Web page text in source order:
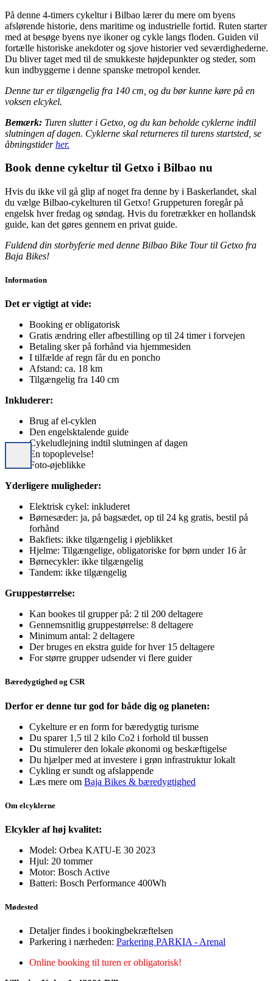
På denne 4-timers cykeltur i Bilbao lærer du mere om byens
afslørende historie, dens maritime og industrielle fortid. Ruten starter
med at besøge byens nye ikoner og cykle langs floden. Guiden vil
fortælle historiske anekdoter og sjove historier ved seværdighederne.
Du bliver taget med til de smukkeste højdepunkter og steder, som
kun indbyggerne i denne spanske metropol kender.
Denne tur er tilgængelig fra 140 cm, og du bør kunne køre på en
voksen elcykel.
Bemærk: Turen slutter i Getxo, og du kan beholde cyklerne indtil
slutningen af dagen. Cyklerne skal returneres til turens startsted, se
åbningstiderher.
Book denne cykeltur til Getxo i Bilbao nu
Hvis du ikke vil gå glip af noget fra denne by i Baskerlandet, skal
du vælge Bilbao-cykelturen til Getxo! Gruppeturen foregår på
engelsk hver fredag og søndag. Hvis du foretrækker en hollandsk
guide, kan det gøres gennem en privat guide.
Fuldend din storbyferie med denne Bilbao Bike Tour til Getxo fra
Baja Bikes!
Information
Det er vigtigt at vide:
Booking er obligatorisk
Gratis ændring eller afbestilling op til 24 timer i forvejen
Betaling sker på forhånd via hjemmesiden
I tilfælde af regn får du en poncho
Afstand: ca. 18 km
Tilgængelig fra 140 cm
Inkluderer:
Brug af el-cyklen
Den engelsktalende guide
Cykeludlejning indtil slutningen af dagen
En topoplevelse!
Foto-øjeblikke
Yderligere muligheder:
Elektrisk cykel: inkluderet
Børnesæder: ja, på bagsædet, op til 24 kg gratis, bestil på
forhånd
Bakfiets: ikke tilgængelig i øjeblikket
Hjelme: Tilgængelige, obligatoriske for børn under 16 år
Børnecykler: ikke tilgængelig
Tandem: ikke tilgængelig
Gruppestørrelse:
Kan bookes til grupper på: 2 til 200 deltagere
Gennemsnitlig gruppestørrelse: 8 deltagere
Minimum antal: 2 deltagere
Der bruges en ekstra guide for hver 15 deltagere
For større grupper udsender vi flere guider
Bæredygtighed og CSR
Derfor er denne tur god for både dig og planeten:
Cykelture er en form for bæredygtig turisme
Du sparer 1,5 til 2 kilo Co2 i forhold til bussen
Du stimulerer den lokale økonomi og beskæftigelse
Du hjælper med at investere i grøn infrastruktur lokalt
Cykling er sundt og afslappende
Læs mere om Baja Bikes & bæredygtighed
Om elcyklerne
Elcykler af høj kvalitet:
Model: Orbea KATU-E 30 2023
Hjul: 20 tommer
Motor: Bosch Active
Batteri: Bosch Performance 400Wh
Mødested
Detaljer findes i bookingbekræftelsen
Parkering i nærheden: Parkering PARKIA - Arenal
Online booking til turen er obligatorisk!